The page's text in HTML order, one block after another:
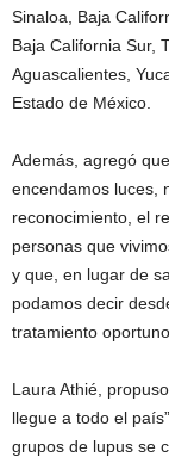
Sinaloa, Baja
Baja California Sur,
Aguascalientes,
Estado de México.
Además, agregó
encendamos luces,
reconocimiento, el
personas que
y que, en lugar de
podamos decir
tratamiento
Laura Athié,
llegue a todo el
grupos de lupus se